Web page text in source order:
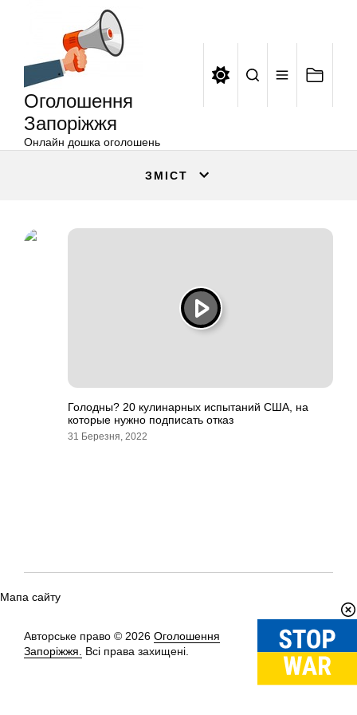
Оголошення
Запоріжжя
Онлайн дошка оголошень
ЗМІСТ
Голодны? 20 кулинарных испытаний США, на
которые нужно подписать отказ
31 Березня, 2022
Мапа сайту
Авторське право © 2026 Оголошення
Запоріжжя.
Всі права захищені.
Вгору↑